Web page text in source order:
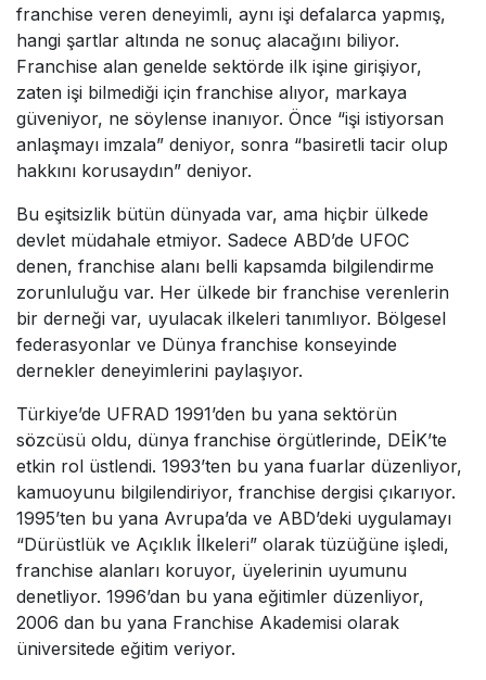
franchise veren deneyimli, aynı işi defalarca yapmış,
hangi şartlar altında ne sonuç alacağını biliyor.
Franchise alan genelde sektörde ilk işine girişiyor,
zaten işi bilmediği için franchise alıyor, markaya
güveniyor, ne söylense inanıyor. Önce “işi istiyorsan
anlaşmayı imzala” deniyor, sonra “basiretli tacir olup
hakkını korusaydın” deniyor.
Bu eşitsizlik bütün dünyada var, ama hiçbir ülkede
devlet müdahale etmiyor. Sadece ABD’de UFOC
denen, franchise alanı belli kapsamda bilgilendirme
zorunluluğu var. Her ülkede bir franchise verenlerin
bir derneği var, uyulacak ilkeleri tanımlıyor. Bölgesel
federasyonlar ve Dünya franchise konseyinde
dernekler deneyimlerini paylaşıyor.
Türkiye’de UFRAD 1991’den bu yana sektörün
sözcüsü oldu, dünya franchise örgütlerinde, DEİK’te
etkin rol üstlendi. 1993’ten bu yana fuarlar düzenliyor,
kamuoyunu bilgilendiriyor, franchise dergisi çıkarıyor.
1995’ten bu yana Avrupa’da ve ABD’deki uygulamayı
“Dürüstlük ve Açıklık İlkeleri” olarak tüzüğüne işledi,
franchise alanları koruyor, üyelerinin uyumunu
denetliyor. 1996’dan bu yana eğitimler düzenliyor,
2006 dan bu yana Franchise Akademisi olarak
üniversitede eğitim veriyor.